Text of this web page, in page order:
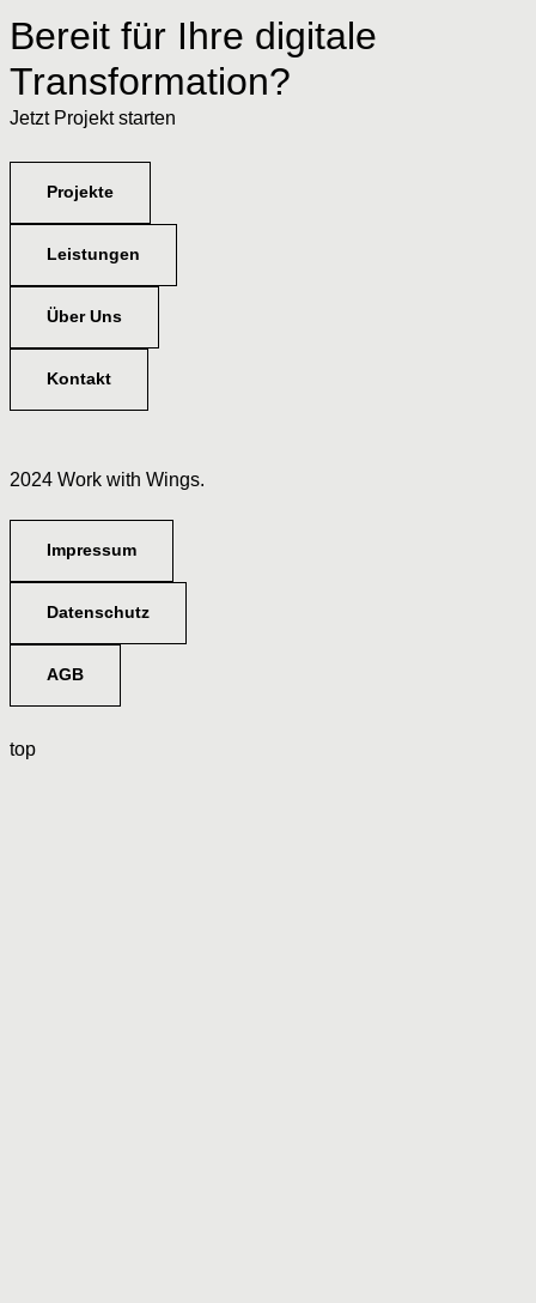
Bereit für Ihre digitale
Transformation?
Jetzt Projekt starten
Projekte
Leistungen
Über Uns
Kontakt
2024 Work with Wings.
Impressum
Datenschutz
AGB
top